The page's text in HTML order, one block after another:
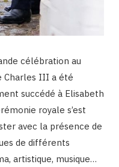
célébration au
Charles III a été
succédé à Elisabeth
royale s’est
avec la présence de
de différents
artistique, musique…